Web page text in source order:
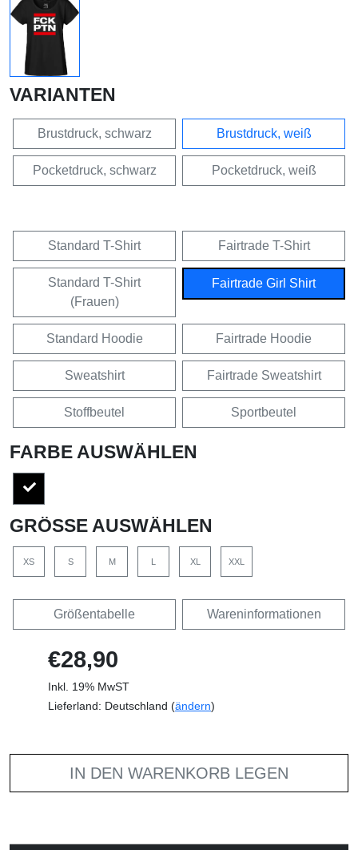
VARIANTEN
Brustdruck, schwarz Brustdruck, weiß
Pocketdruck, schwarz Pocketdruck, weiß
Standard T-Shirt Fairtrade T-Shirt
Standard T-Shirt
(Frauen)
Fairtrade Girl Shirt
Standard Hoodie Fairtrade Hoodie
Sweatshirt Fairtrade Sweatshirt
Stoffbeutel Sportbeutel
FARBE AUSWÄHLEN
GRÖSSE AUSWÄHLEN
XS S M L XL XXL
Größentabelle Wareninformationen
€28,90
Inkl. 19% MwST
Lieferland: Deutschland (ändern)
IN DEN WARENKORB LEGEN